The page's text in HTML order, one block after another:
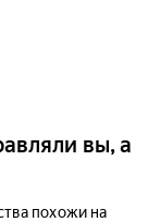
вы, а
похожи на